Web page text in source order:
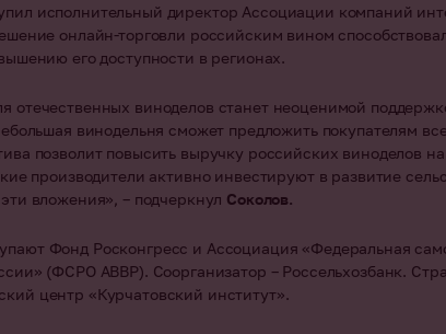
исполнительный директор Ассоциации компаний
онлайн-торговли российским вином
его доступности в регионах.
отечественных виноделов станет неоценимой
винодельня сможет предложить покупателям
позволит повысить выручку российских виноделов
производители активно инвестируют в развитие
вложения», – подчеркнул Соколов.
Фонд Росконгресс и Ассоциация «Федеральная
(ФСРО АВВР). Соорганизатор – Россельхозбанк.
центр «Курчатовский институт».